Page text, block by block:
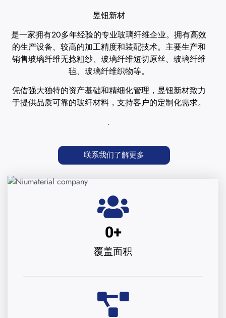
昱钮新材
是一家拥有20多年经验的专业玻璃纤维企业。拥有高效
的生产设备、较高的加工精度和装配技术。主要生产和
销售玻璃纤维无捻粗纱、玻璃纤维短切原丝、玻璃纤维
毡、玻璃纤维织物等。
凭借强大独特的资产基础和精细化管理，昱钮新材致力
于提供品质可靠的玻纤材料，支持客户的定制化需求。
.
联系我们了解更多
覆盖面积
0+